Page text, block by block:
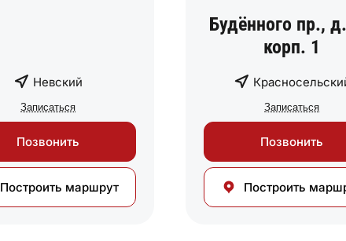
Невский
Записаться
Позвонить
Построить маршрут
Будённого пр.,
корп. 1
Записаться
Позвонить
Построить